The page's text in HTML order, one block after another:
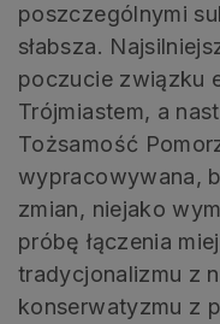
poszczególnymi
słabsza.
poczucie związku
Trójmiastem, a
Tożsamość
wypracowywana,
zmian, niejako
próbę łączenia
tradycjonalizmu z
konserwatyzmu z